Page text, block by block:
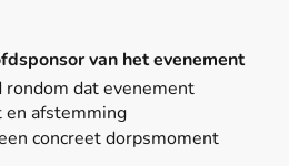
van het evenement
rondom dat evenement
en afstemming
concreet dorpsmoment